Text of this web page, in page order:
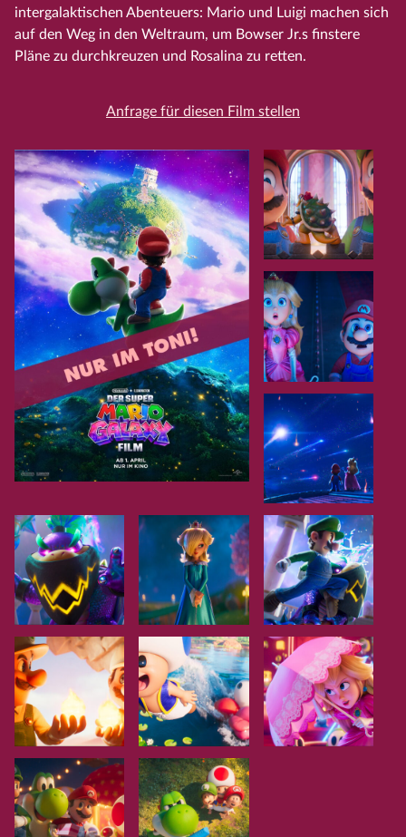
intergalaktischen Abenteuers: Mario und Luigi machen sich
auf den Weg in den Weltraum, um Bowser Jr.s finstere
Pläne zu durchkreuzen und Rosalina zu retten.
Anfrage für diesen Film stellen